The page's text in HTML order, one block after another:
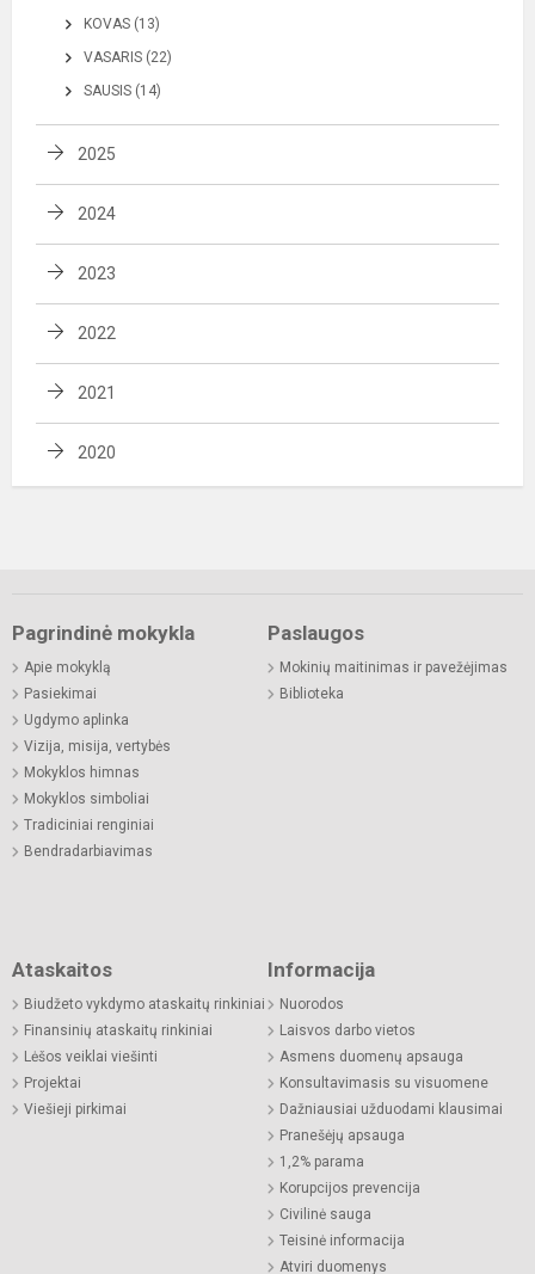
KOVAS (13)
VASARIS (22)
SAUSIS (14)
2025
2024
2023
2022
2021
2020
Pagrindinė mokykla
Apie mokyklą
Pasiekimai
Ugdymo aplinka
Vizija, misija, vertybės
Mokyklos himnas
Mokyklos simboliai
Tradiciniai renginiai
Bendradarbiavimas
Paslaugos
Mokinių maitinimas ir pavežėjimas
Biblioteka
Ataskaitos
Biudžeto vykdymo ataskaitų rinkiniai
Finansinių ataskaitų rinkiniai
Lėšos veiklai viešinti
Projektai
Viešieji pirkimai
Informacija
Nuorodos
Laisvos darbo vietos
Asmens duomenų apsauga
Konsultavimasis su visuomene
Dažniausiai užduodami klausimai
Pranešėjų apsauga
1,2% parama
Korupcijos prevencija
Civilinė sauga
Teisinė informacija
Atviri duomenys